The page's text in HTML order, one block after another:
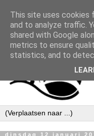
dinsdag 12 januari
This site uses cookies
and to analyze traffic.
shared with Google
metrics to ensure
statistics, and to